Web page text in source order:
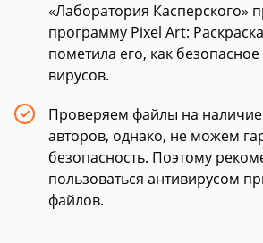
«Лаборатория Касперского»
программу Pixel Art:
пометила его, как
вирусов.
Проверяем файлы на наличие
авторов, однако, не можем
безопасность. Поэтому
пользоваться антивирусом
файлов.